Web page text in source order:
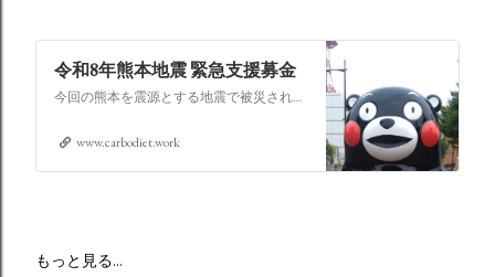
令和8年熊本地震 緊急支援募金
今回の熊本を震源とする地震で被災された皆さままだまだ余震も続き大変な時間を過ごされていると思います。心よりお見舞い申し上げます
www.carbodiet.work
もっと見る…